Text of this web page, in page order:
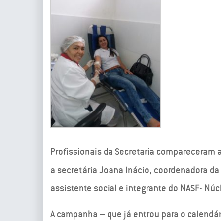
Profissionais da Secretaria
a secretária Joana Inácio, coordenadora
assistente social e integrante do NASF-
A campanha – que já entrou para o